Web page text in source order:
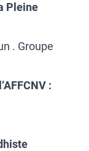
Pleine
. Groupe
: